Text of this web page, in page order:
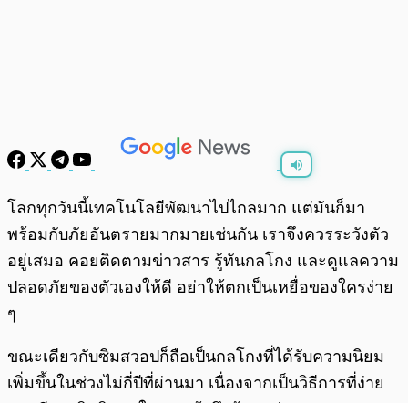
พร้อมเล่น 0:00 /
โลกทุกวันนี้เทคโนโลยีพัฒนาไปไกลมาก แต่มันก็มา
พร้อมกับภัยอันตรายมากมายเช่นกัน เราจึงควรระวังตัว
อยู่เสมอ คอยติดตามข่าวสาร รู้ทันกลโกง และดูแลความ
ปลอดภัยของตัวเองให้ดี อย่าให้ตกเป็นเหยื่อของใครง่าย
ๆ
ขณะเดียวกับซิมสวอปก็ถือเป็นกลโกงที่ได้รับความนิยม
เพิ่มขึ้นในช่วงไม่กี่ปีที่ผ่านมา เนื่องจากเป็นวิธีการที่ง่าย